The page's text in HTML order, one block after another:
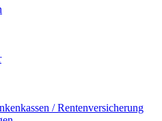
/ Rentenversicherung